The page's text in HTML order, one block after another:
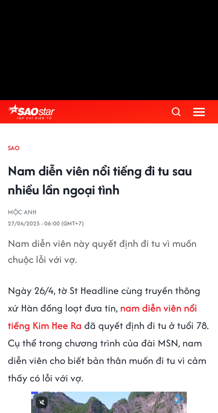
SAO
Nam diễn viên nổi tiếng đi tu sau
nhiều lần ngoại tình
MỘC ANH
27/04/2025 - 06:00 (GMT+7)
Nam diễn viên này quyết định đi tu vì muốn
chuộc lỗi với vợ.
Ngày 26/4, tờ St Headline cùng truyền thông
xứ Hàn đồng loạt đưa tin, nam diễn viên nổi
tiếng Kim Hee Ra đã quyết định đi tu ở tuổi 78.
Cụ thể trong chương trình của đài MSN, nam
diễn viên cho biết bản thân muốn đi tu vì cảm
thấy có lỗi với vợ.